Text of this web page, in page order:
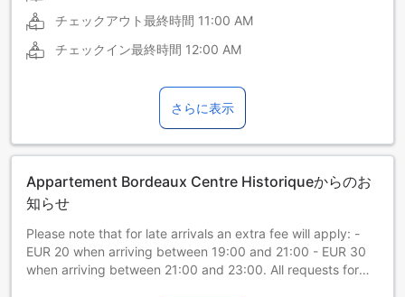
チェックアウト最終時間 11:00 AM
チェックイン最終時間 12:00 AM
さらに表示
Appartement Bordeaux Centre Historiqueからのお
知らせ
Please note that for late arrivals an extra fee will apply: -
EUR 20 when arriving between 19:00 and 21:00 - EUR 30
when arriving between 21:00 and 23:00. All requests for